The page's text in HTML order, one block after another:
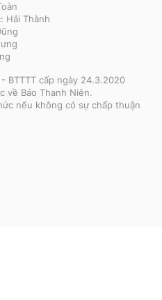
Hải Thành
BTTTT cấp ngày 24.3.2020
về Báo Thanh Niên.
nếu không có sự chấp thuận